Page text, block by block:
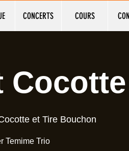
CONCERTS COURS
Cocotte
et Tire Bouchon
Temime Trio